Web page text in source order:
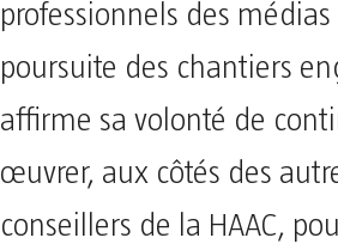
professionnels des médias
poursuite des chantiers
affirme sa volonté de
œuvrer, aux côtés des
conseillers de la HAAC,